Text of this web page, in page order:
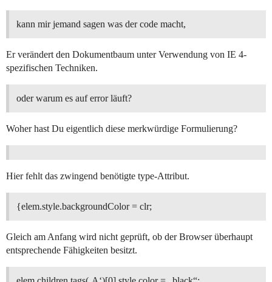
kann mir jemand sagen was der code macht,
Er verändert den Dokumentbaum unter Verwendung von IE 4-
spezifischen Techniken.
oder warum es auf error läuft?
Woher hast Du eigentlich diese merkwürdige Formulierung?
Hier fehlt das zwingend benötigte type-Attribut.
{elem.style.backgroundColor = clr;
Gleich am Anfang wird nicht geprüft, ob der Browser überhaupt
entsprechende Fähigkeiten besitzt.